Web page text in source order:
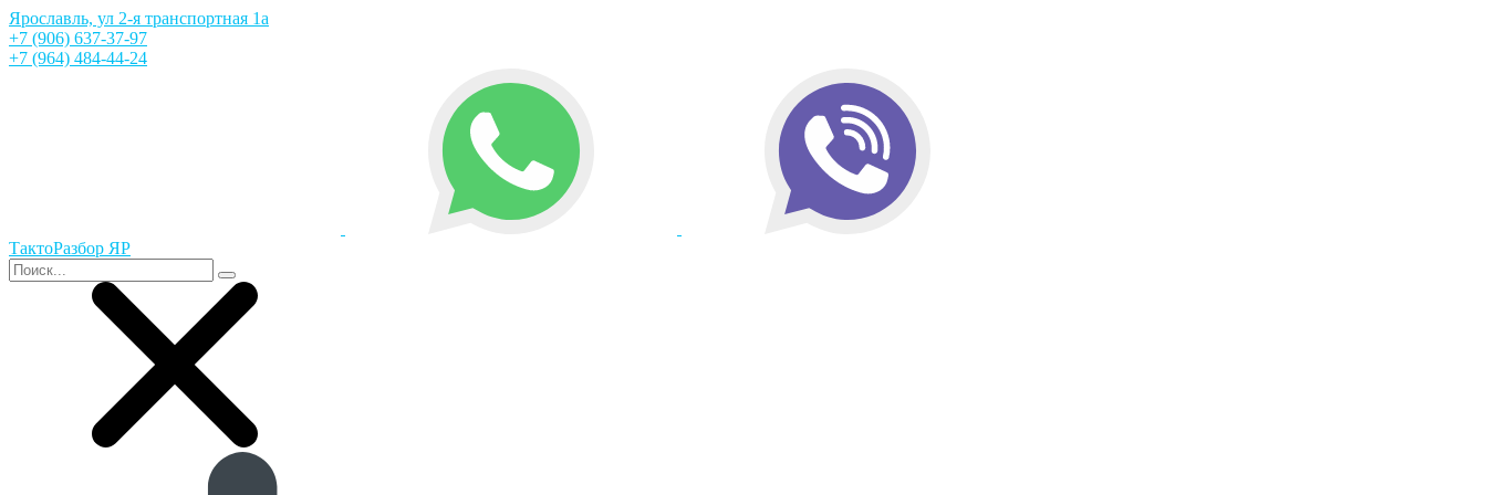
Ярославль, ул 2-я транспортная 1а
+7 (906) 637-37-97
+7 (964) 484-44-24
ТактоРазбор ЯР